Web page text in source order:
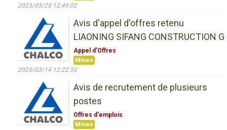
2025/03/25 12:49:02
Avis d'appel d'offres retenu
LIAONING SIFANG CONSTRUCTION G
Appel d'Offres
Mines
2025/03/14 12:22:50
Avis de recrutement de plusieurs
postes
Offres d'emplois
Mines